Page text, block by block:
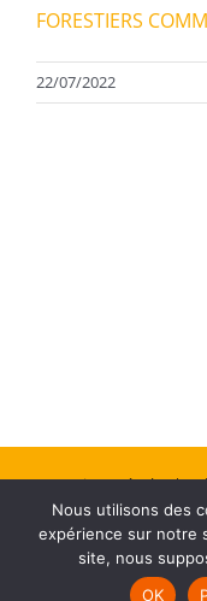
FORESTIERS
22/07/2022
Mentions Légales|
Nous utilisons des
expérience sur notre
site, nous
OK